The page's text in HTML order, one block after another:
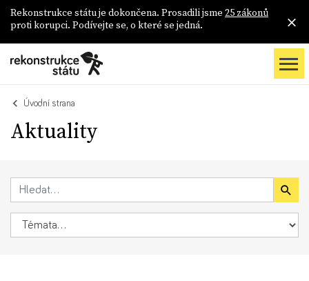
Rekonstrukce státu je dokončena. Prosadili jsme 25 zákonů
proti korupci. Podívejte se, o které se jedná.
Úvodní strana
Aktuality